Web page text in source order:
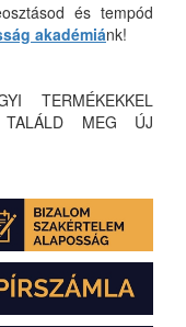
és tempód
akadémiánk!
TERMÉKEKKEL
MEG ÚJ